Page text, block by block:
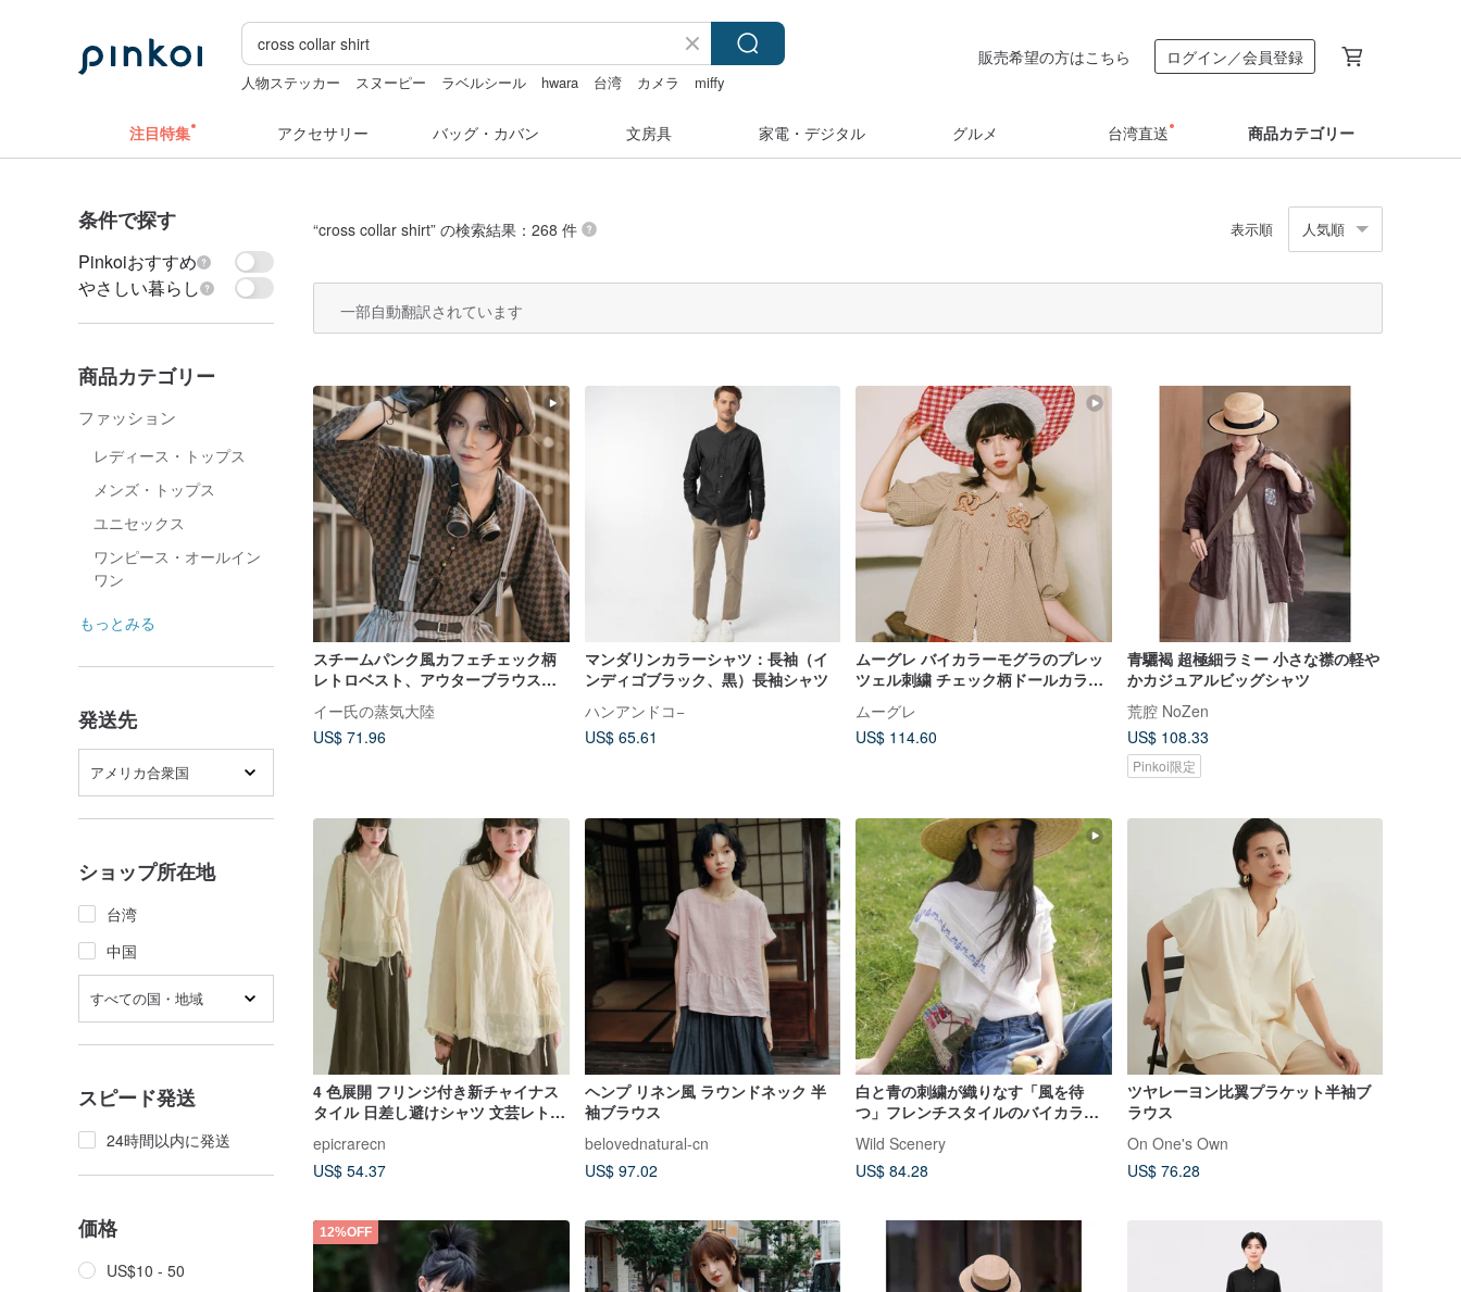
人物ステッカー スヌーピー ラベルシール hwara 台湾 カメラ
miffy
販売希望の方はこちら ログイン／会員登録
注目特集 アクセサリー バッグ・カバン 文房具 家電・デジタル グルメ 台湾直送 商品カテゴリー
条件で探す
Pinkoiおすすめ
やさしい暮らし
商品カテゴリー
ファッション
レディース・トップス
メンズ・トップス
ユニセックス
ワンピース・オールイン
ワン
もっとみる
発送先
アメリカ合衆国
ショップ所在地
台湾
中国
すべての国・地域
スピード発送
24時間以内に発送
価格
US$10 - 50
“cross collar shirt” の検索結果：268 件 表示順 人気順
一部自動翻訳されています
スチームパンク風カフェチェック柄
レトロベスト、アウターブラウス、
茶服、新チャイニーズスタイル交差
襟Mスリーブトップス
イー氏の蒸気大陸
US$ 71.96
マンダリンカラーシャツ：長袖（イ
ンディゴブラック、黒）長袖シャツ
ハンアンドコ−
US$ 65.61
ムーグレ バイカラーモグラのプレッ
ツェル刺繍 チェック柄ドールカラー
ムーグレ
US$ 114.60
青驪褐 超極細ラミー 小さな襟の軽や
かカジュアルビッグシャツ
荒腔 NoZen
US$ 108.33
Pinkoi限定
4 色展開 フリンジ付き新チャイナス
タイル 日差し避けシャツ 文芸レトロ
意が漂うチャイナ風トップス
epicrarecn
US$ 54.37
ヘンプ リネン風 ラウンドネック 半
袖ブラウス
belovednatural-cn
US$ 97.02
白と青の刺繍が織りなす「風を待
つ」フレンチスタイルのバイカラー
トリーなケープカラーが目を引くコ
ットンリネン半袖ブラウス。
Wild Scenery
US$ 84.28
ツヤレーヨン比翼プラケット半袖ブ
ラウス
On One's Own
US$ 76.28
12%OFF